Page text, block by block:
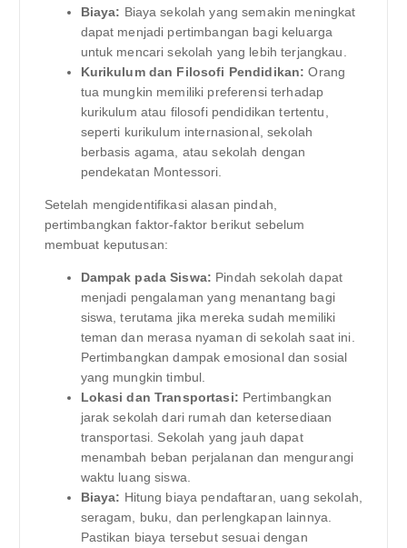
Biaya: Biaya sekolah yang semakin meningkat
dapat menjadi pertimbangan bagi keluarga
untuk mencari sekolah yang lebih terjangkau.
Kurikulum dan Filosofi Pendidikan: Orang
tua mungkin memiliki preferensi terhadap
kurikulum atau filosofi pendidikan tertentu,
seperti kurikulum internasional, sekolah
berbasis agama, atau sekolah dengan
pendekatan Montessori.
Setelah mengidentifikasi alasan pindah,
pertimbangkan faktor-faktor berikut sebelum
membuat keputusan:
Dampak pada Siswa: Pindah sekolah dapat
menjadi pengalaman yang menantang bagi
siswa, terutama jika mereka sudah memiliki
teman dan merasa nyaman di sekolah saat ini.
Pertimbangkan dampak emosional dan sosial
yang mungkin timbul.
Lokasi dan Transportasi: Pertimbangkan
jarak sekolah dari rumah dan ketersediaan
transportasi. Sekolah yang jauh dapat
menambah beban perjalanan dan mengurangi
waktu luang siswa.
Biaya: Hitung biaya pendaftaran, uang sekolah,
seragam, buku, dan perlengkapan lainnya.
Pastikan biaya tersebut sesuai dengan